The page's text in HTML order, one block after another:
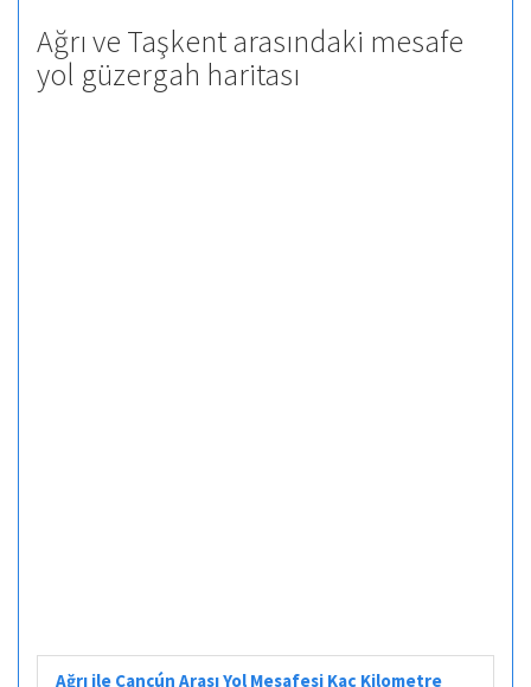
Ağrı ve Taşkent arasındaki mesafe
yol güzergah haritası
Ağrı ile Cancún Arası Yol Mesafesi Kaç Kilometre